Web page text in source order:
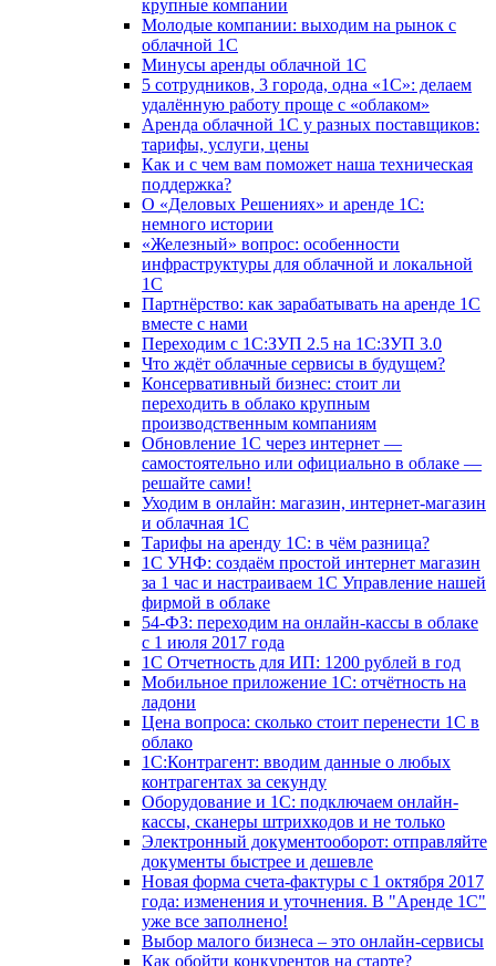
крупные компании
Молодые компании: выходим на рынок с
облачной 1С
Минусы аренды облачной 1С
5 сотрудников, 3 города, одна «1С»: делаем
удалённую работу проще с «облаком»
Аренда облачной 1С у разных поставщиков:
тарифы, услуги, цены
Как и с чем вам поможет наша техническая
поддержка?
О «Деловых Решениях» и аренде 1С:
немного истории
«Железный» вопрос: особенности
инфраструктуры для облачной и локальной
1С
Партнёрство: как зарабатывать на аренде 1С
вместе с нами
Переходим с 1С:ЗУП 2.5 на 1С:ЗУП 3.0
Что ждёт облачные сервисы в будущем?
Консервативный бизнес: стоит ли
переходить в облако крупным
производственным компаниям
Обновление 1С через интернет —
самостоятельно или официально в облаке —
решайте сами!
Уходим в онлайн: магазин, интернет-магазин
и облачная 1С
Тарифы на аренду 1С: в чём разница?
1С УНФ: создаём простой интернет магазин
за 1 час и настраиваем 1С Управление нашей
фирмой в облаке
54-ФЗ: переходим на онлайн-кассы в облаке
с 1 июля 2017 года
1С Отчетность для ИП: 1200 рублей в год
Мобильное приложение 1С: отчётность на
ладони
Цена вопроса: сколько стоит перенести 1С в
облако
1С:Контрагент: вводим данные о любых
контрагентах за секунду
Оборудование и 1С: подключаем онлайн-
кассы, сканеры штрихкодов и не только
Электронный документооборот: отправляйте
документы быстрее и дешевле
Новая форма счета-фактуры с 1 октября 2017
года: изменения и уточнения. В "Аренде 1С"
уже все заполнено!
Выбор малого бизнеса – это онлайн-сервисы
Как обойти конкурентов на старте?